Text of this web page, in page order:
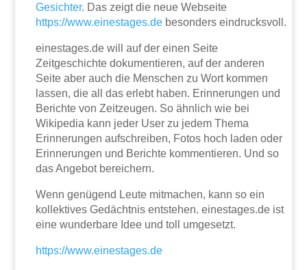
Gesichter. Das zeigt die neue Webseite
https://www.einestages.de besonders eindrucksvoll.
einestages.de will auf der einen Seite
Zeitgeschichte dokumentieren, auf der anderen
Seite aber auch die Menschen zu Wort kommen
lassen, die all das erlebt haben. Erinnerungen und
Berichte von Zeitzeugen. So ähnlich wie bei
Wikipedia kann jeder User zu jedem Thema
Erinnerungen aufschreiben, Fotos hoch laden oder
Erinnerungen und Berichte kommentieren. Und so
das Angebot bereichern.
Wenn genügend Leute mitmachen, kann so ein
kollektives Gedächtnis entstehen. einestages.de ist
eine wunderbare Idee und toll umgesetzt.
https://www.einestages.de